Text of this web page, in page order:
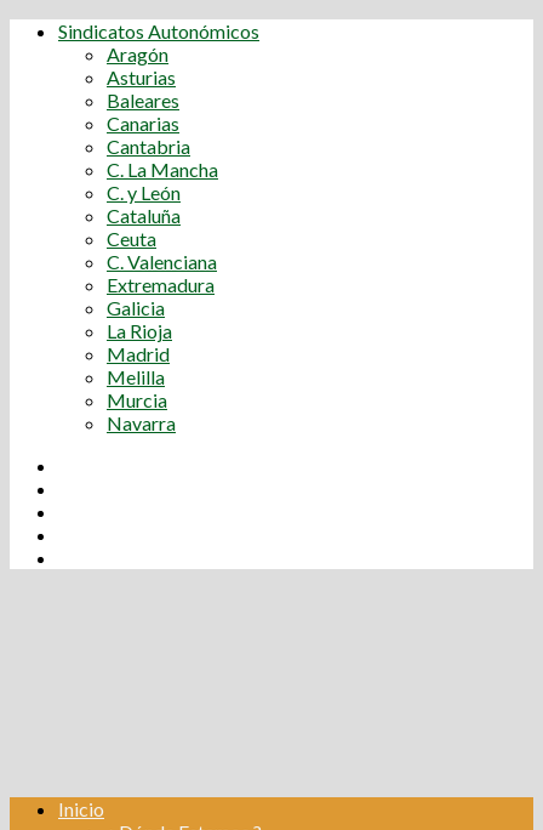
Sindicatos Autonómicos
Aragón
Asturias
Baleares
Canarias
Cantabria
C. La Mancha
C. y León
Cataluña
Ceuta
C. Valenciana
Extremadura
Galicia
La Rioja
Madrid
Melilla
Murcia
Navarra
fb
Inicio